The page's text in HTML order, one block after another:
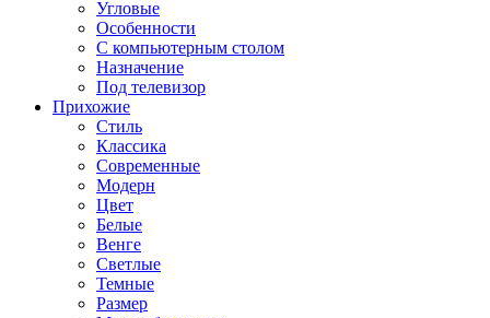
Угловые
Особенности
С компьютерным столом
Назначение
Под телевизор
Прихожие
Стиль
Классика
Современные
Модерн
Цвет
Белые
Венге
Светлые
Темные
Размер